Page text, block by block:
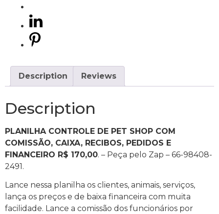
Description Reviews
Description
PLANILHA CONTROLE DE PET SHOP COM
COMISSÃO, CAIXA, RECIBOS, PEDIDOS E
FINANCEIRO R$ 170,00. – Peça pelo Zap – 66-98408-
2491.
Lance nessa planilha os clientes, animais, serviços,
lança os preços e de baixa financeira com muita
facilidade. Lance a comissão dos funcionários por